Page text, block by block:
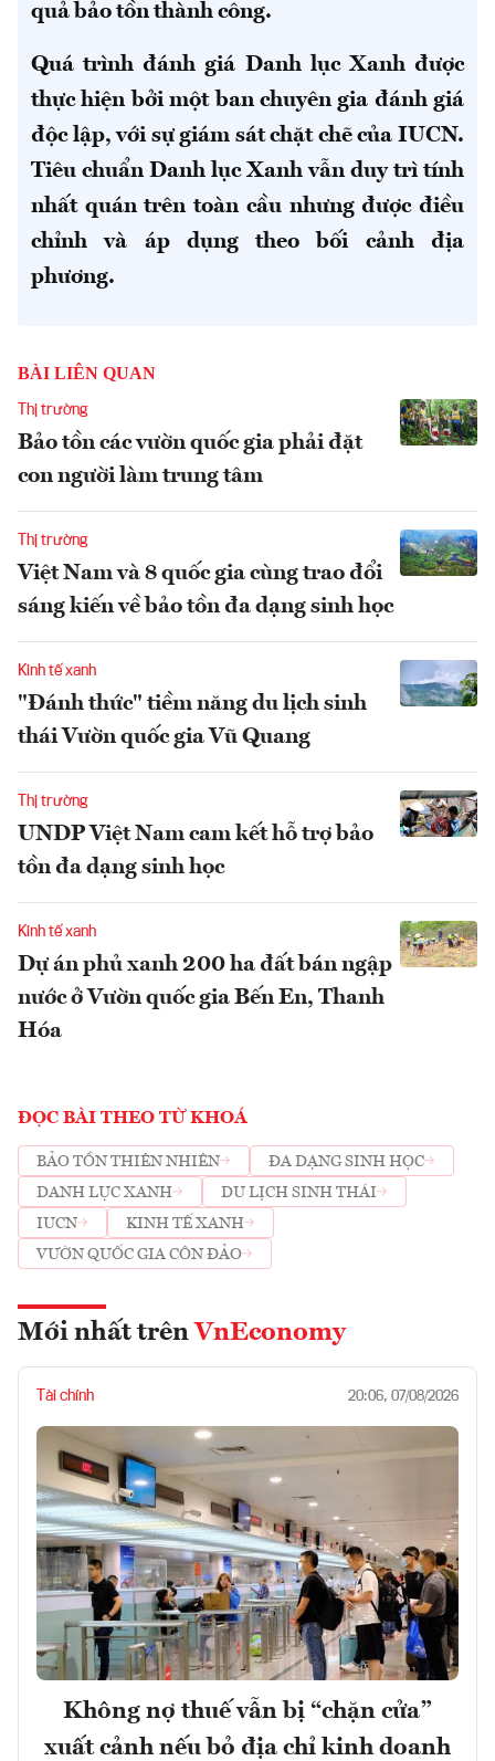
quả bảo tồn thành công.
Quá trình đánh giá Danh lục Xanh được
thực hiện bởi một ban chuyên gia đánh giá
độc lập, với sự giám sát chặt chẽ của IUCN.
Tiêu chuẩn Danh lục Xanh vẫn duy trì tính
nhất quán trên toàn cầu nhưng được điều
chỉnh và áp dụng theo bối cảnh địa
phương.
BÀI LIÊN QUAN
Thị trường
Bảo tồn các vườn quốc gia phải đặt
con người làm trung tâm
Thị trường
Việt Nam và 8 quốc gia cùng trao đổi
sáng kiến về bảo tồn đa dạng sinh học
Kinh tế xanh
"Đánh thức" tiềm năng du lịch sinh
thái Vườn quốc gia Vũ Quang
Thị trường
UNDP Việt Nam cam kết hỗ trợ bảo
tồn đa dạng sinh học
Kinh tế xanh
Dự án phủ xanh 200 ha đất bán ngập
nước ở Vườn quốc gia Bến En, Thanh
Hóa
ĐỌC BÀI THEO TỪ KHOÁ
BẢO TỒN THIÊN NHIÊN
ĐA DẠNG SINH HỌC
DANH LỤC XANH
DU LỊCH SINH THÁI
IUCN
KINH TẾ XANH
VƯỜN QUỐC GIA CÔN ĐẢO
Mới nhất trên VnEconomy
Tài chính 20:06, 07/08/2026
Không nợ thuế vẫn bị “chặn cửa”
xuất cảnh nếu bỏ địa chỉ kinh doanh